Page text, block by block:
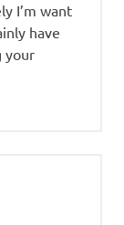
I’m want
have
your